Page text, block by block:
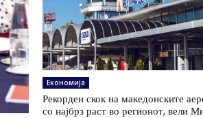
Економија
Рекорден скок на македонските
со најбрз раст во регионот, вели